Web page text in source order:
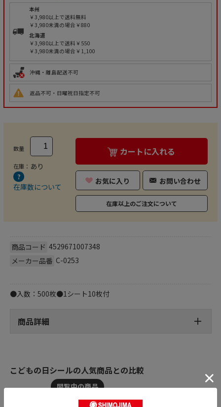
本州
￥3,980以上で送料無料
￥3,980未満の場合￥880
北海道
￥3,980以上で送料￥550
￥3,980未満の場合￥1,100
沖縄・離島配送不可
返品不可・日曜祝日指定不可
数量
在庫： あり
在庫数について
カートに入れる
お気に入り お問い合わせ
在庫以上のご注文について
商品コード 4529671007348
メーカー品番 C-0253
●入数：500枚●1シート10枚付
商品詳細
こどもの日シールの人気商品との比較